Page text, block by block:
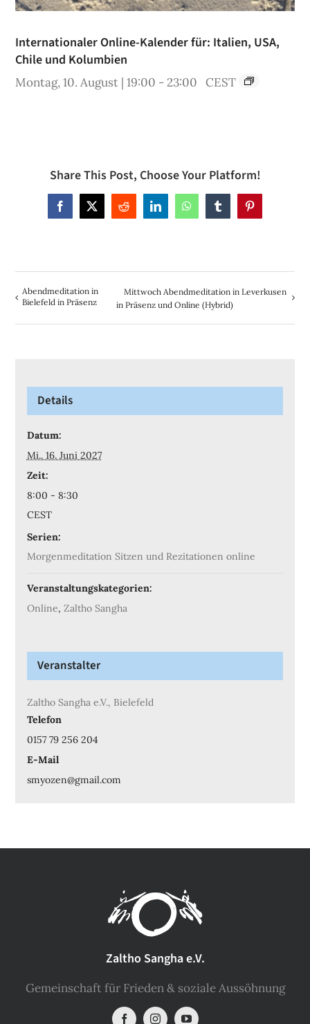
Internationaler Online-Kalender für: Italien, USA,
Chile und Kolumbien
Montag, 10. August | 19:00 -23:00 CEST
Share This Post, Choose Your Platform!
Facebook
X Reddit LinkedInWhatsAppTumblrPinterest
Abendmeditation in
Bielefeld in Präsenz
Mittwoch Abendmeditation in Leverkusen
in Präsenz und Online (Hybrid)
Details
Datum:
Mi.. 16. Juni 2027
Zeit:
8:00 - 8:30
CEST
Serien:
Morgenmeditation Sitzen und Rezitationen online
Veranstaltungskategorien:
Online, Zaltho Sangha
Veranstalter
Zaltho Sangha e.V., Bielefeld
Telefon
0157 79 256 204
E-Mail
smyozen@gmail.com
Zaltho Sangha e.V.
Gemeinschaft für Frieden & soziale Aussöhnung